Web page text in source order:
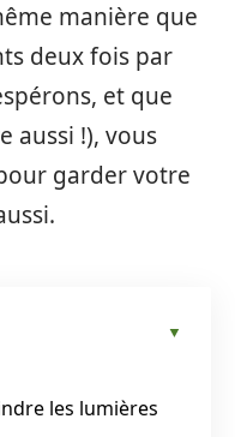
manière que
deux fois par
et que
aussi !), vous
garder votre
les lumières